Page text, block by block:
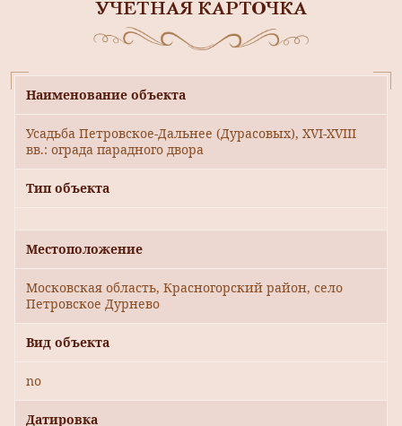
УЧЕТНАЯ КАРТОЧКА
Наименование объекта
Усадьба Петровское-Дальнее (Дурасовых), ХVI-XVIII
вв.: ограда парадного двора
Тип объекта
Местоположение
Московская область, Красногорский район, село
Петровское Дурнево
Вид объекта
no
Датировка